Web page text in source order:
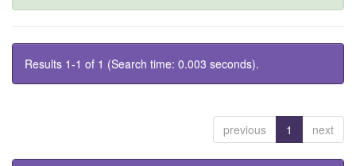
Results 1-1 of 1 (Search time: 0.003 seconds).
previous 1 next